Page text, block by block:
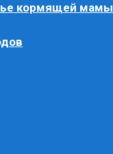
кормящей мамы